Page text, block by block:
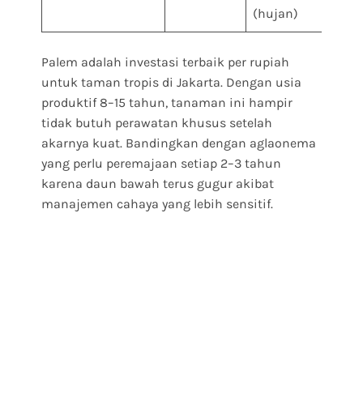
(hujan)
Palem adalah investasi terbaik per rupiah
untuk taman tropis di Jakarta. Dengan usia
produktif 8–15 tahun, tanaman ini hampir
tidak butuh perawatan khusus setelah
akarnya kuat. Bandingkan dengan aglaonema
yang perlu peremajaan setiap 2–3 tahun
karena daun bawah terus gugur akibat
manajemen cahaya yang lebih sensitif.